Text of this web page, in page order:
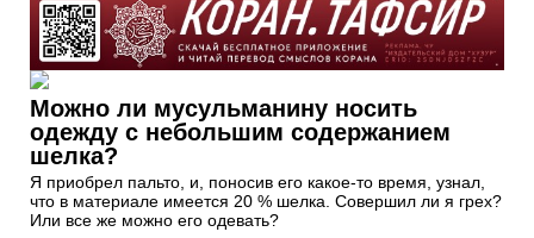
Можно ли мусульманину носить
одежду с небольшим содержанием
шелка?
Я приобрел пальто, и, поносив его какое-то время, узнал,
что в материале имеется 20 % шелка. Совершил ли я грех?
Или все же можно его одевать?